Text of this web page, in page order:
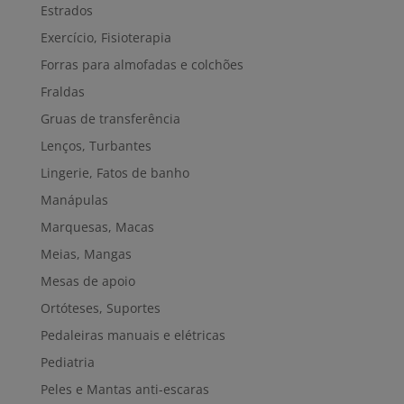
Estrados
Exercício, Fisioterapia
Forras para almofadas e colchões
Fraldas
Gruas de transferência
Lenços, Turbantes
Lingerie, Fatos de banho
Manápulas
Marquesas, Macas
Meias, Mangas
Mesas de apoio
Ortóteses, Suportes
Pedaleiras manuais e elétricas
Pediatria
Peles e Mantas anti-escaras